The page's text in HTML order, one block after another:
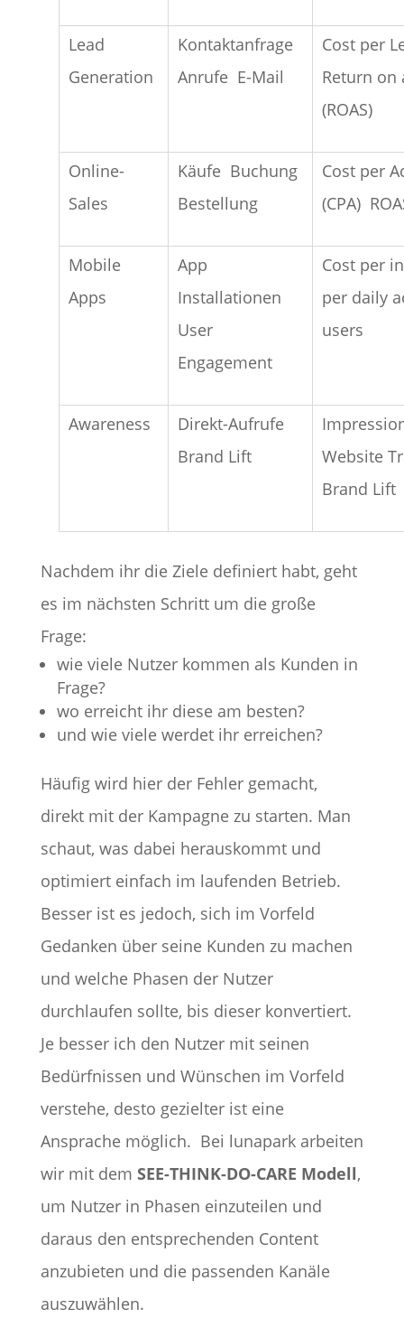
Lead
Generation
Kontaktanfrage
Anrufe E-Mail
Cost per
Return on
(ROAS)
Online-
Sales
Käufe Buchung
Bestellung
Cost per
(CPA)
Mobile
Apps
App
Installationen
User
Engagement
Cost per
per daily
users
Awareness
Direkt-Aufrufe
Brand Lift
Website
Brand Lift
Nachdem ihr die Ziele definiert habt, geht
es im nächsten Schritt um die große
Frage:
wie viele Nutzer kommen als Kunden in
Frage?
wo erreicht ihr diese am besten?
und wie viele werdet ihr erreichen?
Häufig wird hier der Fehler gemacht,
direkt mit der Kampagne zu starten. Man
schaut, was dabei herauskommt und
optimiert einfach im laufenden Betrieb.
Besser ist es jedoch, sich im Vorfeld
Gedanken über seine Kunden zu machen
und welche Phasen der Nutzer
durchlaufen sollte, bis dieser konvertiert.
Je besser ich den Nutzer mit seinen
Bedürfnissen und Wünschen im Vorfeld
verstehe, desto gezielter ist eine
Ansprache möglich. Bei lunapark arbeiten
wir mit dem SEE-THINK-DO-CARE Modell,
um Nutzer in Phasen einzuteilen und
daraus den entsprechenden Content
anzubieten und die passenden Kanäle
auszuwählen.